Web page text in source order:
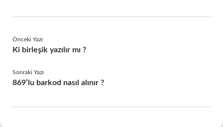
Önceki Yazı
Ki birleşik yazılır mı ?
Sonraki Yazı
869’lu barkod nasıl alınır ?